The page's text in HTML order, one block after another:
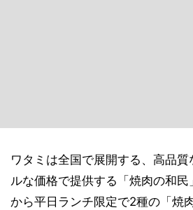
ワタミは全国で展開する、高品質
ルな価格で提供する「焼肉の和民
から平日ランチ限定で2種の「焼